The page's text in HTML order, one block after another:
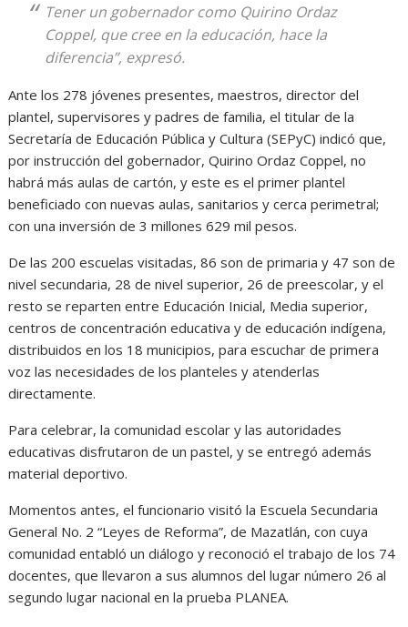
Tener un gobernador como Quirino Ordaz
Coppel, que cree en la educación, hace la
diferencia”, expresó.
Ante los 278 jóvenes presentes, maestros, director del
plantel, supervisores y padres de familia, el titular de la
Secretaría de Educación Pública y Cultura (SEPyC) indicó que,
por instrucción del gobernador, Quirino Ordaz Coppel, no
habrá más aulas de cartón, y este es el primer plantel
beneficiado con nuevas aulas, sanitarios y cerca perimetral;
con una inversión de 3 millones 629 mil pesos.
De las 200 escuelas visitadas, 86 son de primaria y 47 son de
nivel secundaria, 28 de nivel superior, 26 de preescolar, y el
resto se reparten entre Educación Inicial, Media superior,
centros de concentración educativa y de educación indígena,
distribuidos en los 18 municipios, para escuchar de primera
voz las necesidades de los planteles y atenderlas
directamente.
Para celebrar, la comunidad escolar y las autoridades
educativas disfrutaron de un pastel, y se entregó además
material deportivo.
Momentos antes, el funcionario visitó la Escuela Secundaria
General No. 2 “Leyes de Reforma”, de Mazatlán, con cuya
comunidad entabló un diálogo y reconoció el trabajo de los 74
docentes, que llevaron a sus alumnos del lugar número 26 al
segundo lugar nacional en la prueba PLANEA.